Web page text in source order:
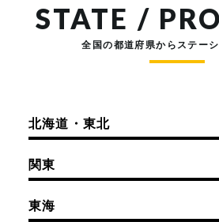
STATE /
全国の都道府県からステー
北海道・東北
関東
東海